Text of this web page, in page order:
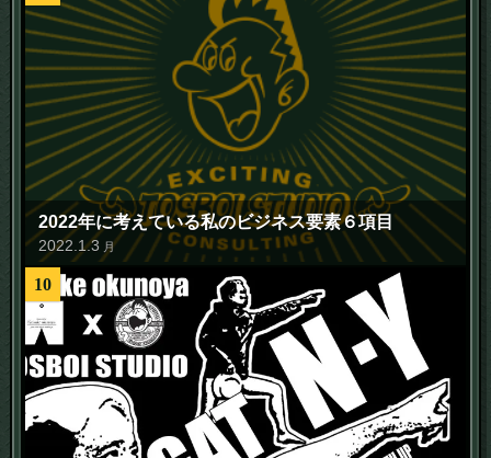
2022年に考えている私のビジネス要素６項目
2022 1.3 月
10